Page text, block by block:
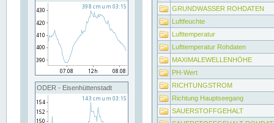
ODER - Eisenhüttenstadt
GRUNDWASSER ROHDATEN
Luftfeuchte
Lufttemperatur
Lufttemperatur Rohdaten
MAXIMALEWELLENHÖHE
PH-Wert
RICHTUNGSTROM
Richtung Hauptseegang
SAUERSTOFFGEHALT